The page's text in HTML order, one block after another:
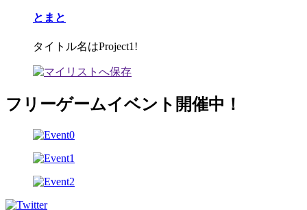
とまと
タイトル名はProject1!
フリーゲームイベント開催中！